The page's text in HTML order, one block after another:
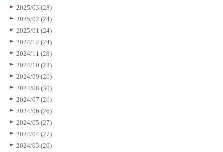
2025/03 (28)
2025/02 (24)
2025/01 (24)
2024/12 (24)
2024/11 (28)
2024/10 (28)
2024/09 (26)
2024/08 (30)
2024/07 (26)
2024/06 (26)
2024/05 (27)
2024/04 (27)
2024/03 (26)